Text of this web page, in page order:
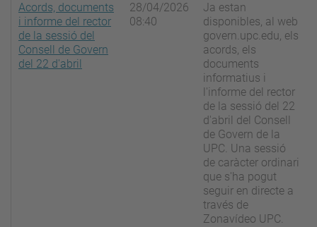
Acords, documents
i informe del rector
de la sessió del
Consell de Govern
del 22 d'abril
28/04/2026
08:40
Ja estan
disponibles, al web
govern.upc.edu, els
acords, els
documents
informatius i
l'informe del rector
de la sessió del 22
d'abril del Consell
de Govern de la
UPC. Una sessió
de caràcter ordinari
que s'ha pogut
seguir en directe a
través de
Zonavídeo UPC.